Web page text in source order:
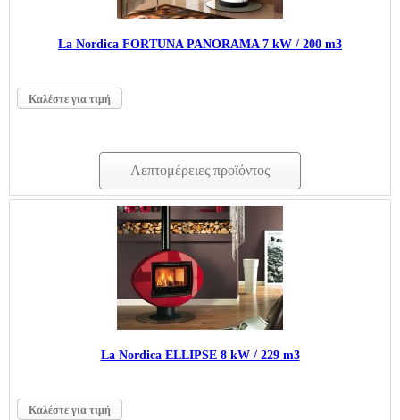
La Nordica FORTUNA PANORAMA 7 kW / 200 m3
Καλέστε για τιμή
Λεπτομέρειες προϊόντος
La Nordica ELLIPSE 8 kW / 229 m3
Καλέστε για τιμή